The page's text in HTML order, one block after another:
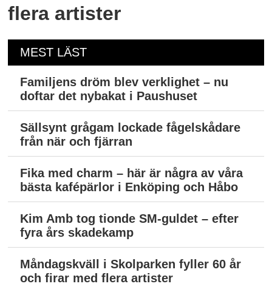
flera artister
MEST LÄST
Familjens dröm blev verklighet – nu
doftar det nybakat i Paushuset
Sällsynt grågam lockade fågelskådare
från när och fjärran
Fika med charm – här är några av våra
bästa kafépärlor i Enköping och Håbo
Kim Amb tog tionde SM-guldet – efter
fyra års skadekamp
Måndagskväll i Skolparken fyller 60 år
och firar med flera artister